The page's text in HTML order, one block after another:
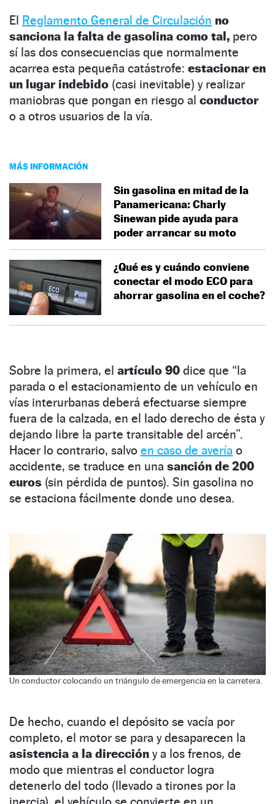
El Reglamento General de Circulación no
sanciona la falta de gasolina como tal, pero
sí las dos consecuencias que normalmente
acarrea esta pequeña catástrofe: estacionar en
un lugar indebido (casi inevitable) y realizar
maniobras que pongan en riesgo al conductor
o a otros usuarios de la vía.
MÁS INFORMACIÓN
Sin gasolina en mitad de la
Panamericana: Charly
Sinewan pide ayuda para
poder arrancar su moto
¿Qué es y cuándo conviene
conectar el modo ECO para
ahorrar gasolina en el coche?
Sobre la primera, el artículo 90 dice que “la
parada o el estacionamiento de un vehículo en
vías interurbanas deberá efectuarse siempre
fuera de la calzada, en el lado derecho de ésta y
dejando libre la parte transitable del arcén”.
Hacer lo contrario, salvo en caso de avería o
accidente, se traduce en una sanción de 200
euros (sin pérdida de puntos). Sin gasolina no
se estaciona fácilmente donde uno desea.
Un conductor colocando un triángulo de emergencia en la carretera.
De hecho, cuando el depósito se vacía por
completo, el motor se para y desaparecen la
asistencia a la dirección y a los frenos, de
modo que mientras el conductor logra
detenerlo del todo (llevado a tirones por la